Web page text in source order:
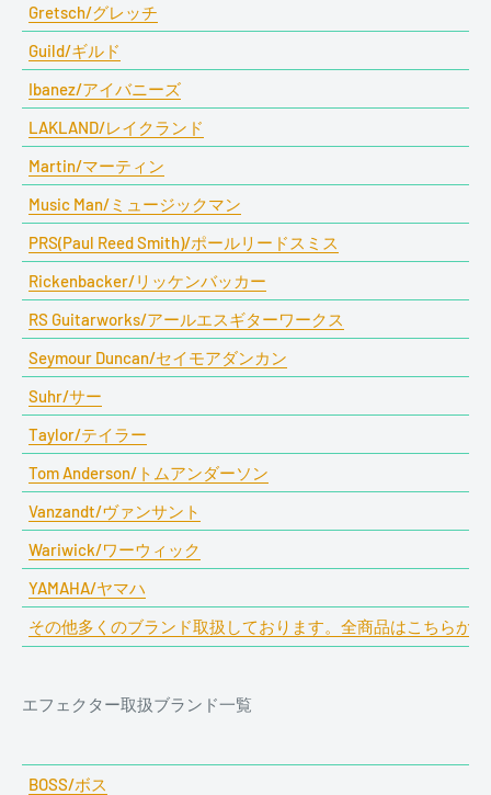
Gretsch/グレッチ
Guild/ギルド
Ibanez/アイバニーズ
LAKLAND/レイクランド
Martin/マーティン
Music Man/ミュージックマン
PRS(Paul Reed Smith)/ポールリードスミス
Rickenbacker/リッケンバッカー
RS Guitarworks/アールエスギターワークス
Seymour Duncan/セイモアダンカン
Suhr/サー
Taylor/テイラー
Tom Anderson/トムアンダーソン
Vanzandt/ヴァンサント
Wariwick/ワーウィック
YAMAHA/ヤマハ
その他多くのブランド取扱しております。全商品はこちらか
エフェクター取扱ブランド一覧
BOSS/ボス